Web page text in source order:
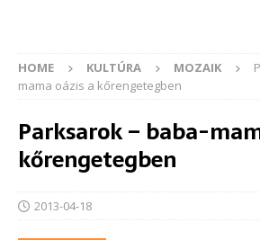
HOME KULTÚRA MOZAIK
mama oázis a kőrengetegben
Parksarok – baba-
kőrengetegben
2013-04-18